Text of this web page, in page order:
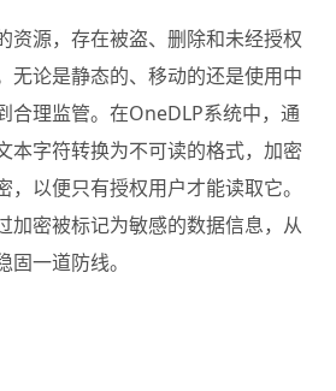
资源，存在被盗、删除和未经授权
无论是静态的、移动的还是使用中
合理监管。在OneDLP系统中，通
本字符转换为不可读的格式，加密
，以便只有授权用户才能读取它。
加密被标记为敏感的数据信息，从
一道防线。